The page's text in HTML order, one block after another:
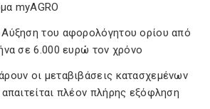
myAGRO
του αφορολόγητου ορίου από
σε 6.000 ευρώ τον χρόνο
οι μεταβιβάσεις κατασχεμένων
πλέον πλήρης εξόφληση